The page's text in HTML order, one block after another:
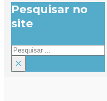
Pesquisar no
site
Pesquisar
×